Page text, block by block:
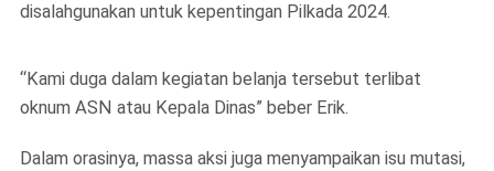
disalahgunakan untuk kepentingan Pilkada 2024.
“Kami duga dalam kegiatan belanja tersebut terlibat
oknum ASN atau Kepala Dinas” beber Erik.
Dalam orasinya, massa aksi juga menyampaikan isu mutasi,